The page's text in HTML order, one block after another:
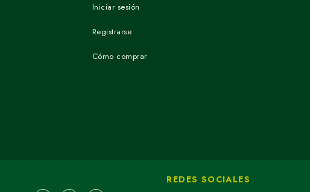
Iniciar sesión
Registrarse
Cómo comprar
REDES SOCIALES